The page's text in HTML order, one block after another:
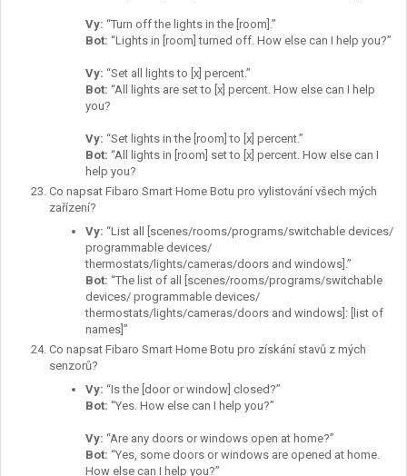
Vy: “Turn off the lights in the [room].”
Bot: “Lights in [room] turned off. How else can I help you?”
Vy: “Set all lights to [x] percent.”
Bot: “All lights are set to [x] percent. How else can I help
you?
Vy: “Set lights in the [room] to [x] percent.”
Bot: “All lights in [room] set to [x] percent. How else can I
help you?
Co napsat Fibaro Smart Home Botu pro vylistování všech mých
zařízení?
Vy: “List all [scenes/rooms/programs/switchable devices/
programmable devices/
thermostats/lights/cameras/doors and windows].”
Bot: “The list of all [scenes/rooms/programs/switchable
devices/ programmable devices/
thermostats/lights/cameras/doors and windows]: [list of
names]”
Co napsat Fibaro Smart Home Botu pro získání stavů z mých
senzorů?
Vy: “Is the [door or window] closed?”
Bot: “Yes. How else can I help you?”
Vy: “Are any doors or windows open at home?”
Bot: “Yes, some doors or windows are opened at home.
How else can I help you?”